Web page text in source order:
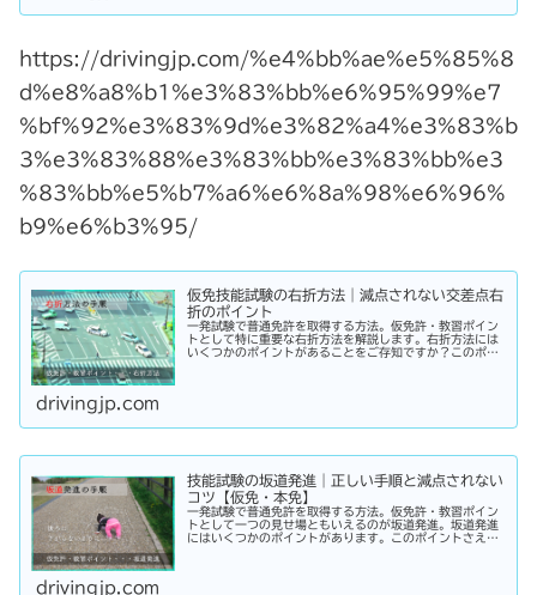
https://drivingjp.com/%e4%bb%ae%e5%85%8
d%e8%a8%b1%e3%83%bb%e6%95%99%e7
%bf%92%e3%83%9d%e3%82%a4%e3%83%b
3%e3%83%88%e3%83%bb%e3%83%bb%e3
%83%bb%e5%b7%a6%e6%8a%98%e6%96%
b9%e6%b3%95/
仮免技能試験の右折方法｜減点されない交差点右
折のポイント
一発試験で普通免許を取得する方法。仮免許・教習ポイン
トとして特に重要な右折方法を解説します。右折方法には
いくつかのポイントがあることをご存知ですか？このポイ
drivingjp.com
技能試験の坂道発進｜正しい手順と減点されない
コツ【仮免・本免】
一発試験で普通免許を取得する方法。仮免許・教習ポイン
トとして一つの見せ場ともいえるのが坂道発進。坂道発進
にはいくつかのポイントがあります。このポイントさえ理
drivingjp.com